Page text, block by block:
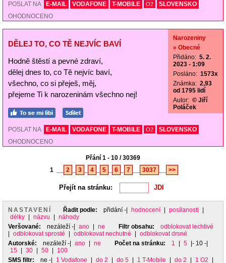
POSLAT NA E-MAIL VODAFONE T-MOBILE O2
SLOVENSKO
OHODNOCENO
DĚLEJ TO, CO TĚ NEJVÍC BAVÍ
Hodně štěstí a pevné zdraví,
dělej dnes to, co Tě nejvíc baví,
všechno, co si přeješ, měj,
přejeme Ti k narozeninám všechno nej!
Narozeniny
» Obecné
Přidáno: 5. 2.
2023 - 1:09
Posláno: 1573x
Známka: 2,93
od 1795 lidí
Autor: © Jiří
Poláček
POSLAT NA E-MAIL VODAFONE T-MOBILE O2
SLOVENSKO
OHODNOCENO
Přání 1 - 10 / 30369
1
2 3 4 5 6 7 3037 >>
Přejít na stránku:
NASTAVENÍ Řadit podle: přidání -| hodnocení posílanosti
délky
názvu
náhody
Veršované:
nezáleží -| ano ne Filtr obsahu:
odblokovat lechtivé
odblokovat sprosté odblokovat nechutné
odblokovat drsné
Autorské:
nezáleží -| ano ne Počet na stránku: 1 5
|- 10 -|
15
30 50
100
SMS filtr:
ne -| 1 Vodafone do 2 do 5 1 T-Mobile do 2 1 O2